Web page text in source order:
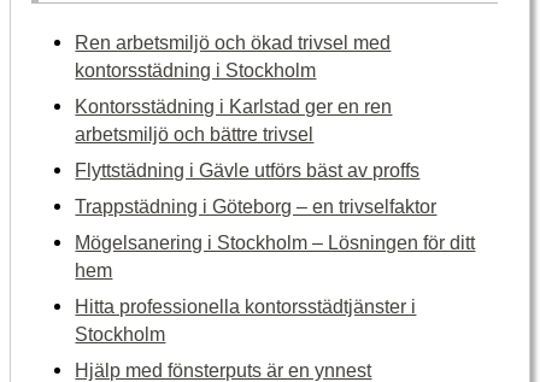
Ren arbetsmiljö och ökad trivsel med
kontorsstädning i Stockholm
Kontorsstädning i Karlstad ger en ren
arbetsmiljö och bättre trivsel
Flyttstädning i Gävle utförs bäst av proffs
Trappstädning i Göteborg – en trivselfaktor
Mögelsanering i Stockholm – Lösningen för ditt
hem
Hitta professionella kontorsstädtjänster i
Stockholm
Hjälp med fönsterputs är en ynnest